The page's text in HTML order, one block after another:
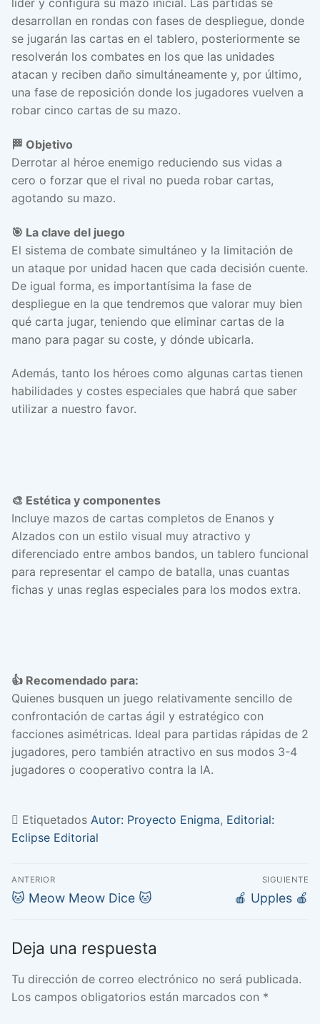
líder y configura su mazo inicial. Las partidas se
desarrollan en rondas con fases de despliegue, donde
se jugarán las cartas en el tablero, posteriormente se
resolverán los combates en los que las unidades
atacan y reciben daño simultáneamente y, por último,
una fase de reposición donde los jugadores vuelven a
robar cinco cartas de su mazo.
🏁 Objetivo
Derrotar al héroe enemigo reduciendo sus vidas a
cero o forzar que el rival no pueda robar cartas,
agotando su mazo.
🎯 La clave del juego
El sistema de combate simultáneo y la limitación de
un ataque por unidad hacen que cada decisión cuente.
De igual forma, es importantísima la fase de
despliegue en la que tendremos que valorar muy bien
qué carta jugar, teniendo que eliminar cartas de la
mano para pagar su coste, y dónde ubicarla.
Además, tanto los héroes como algunas cartas tienen
habilidades y costes especiales que habrá que saber
utilizar a nuestro favor.
🎨 Estética y componentes
Incluye mazos de cartas completos de Enanos y
Alzados con un estilo visual muy atractivo y
diferenciado entre ambos bandos, un tablero funcional
para representar el campo de batalla, unas cuantas
fichas y unas reglas especiales para los modos extra.
👍 Recomendado para:
Quienes busquen un juego relativamente sencillo de
confrontación de cartas ágil y estratégico con
facciones asimétricas. Ideal para partidas rápidas de 2
jugadores, pero también atractivo en sus modos 3-4
jugadores o cooperativo contra la IA.
Etiquetados Autor: Proyecto Enigma, Editorial:
Eclipse Editorial
Navegación
de
ANTERIOR
Entrada
🐱 Meow Meow Dice 🐱
SIGUIENTE
Entrada
🍎 Upples 🍎
Deja una respuesta
Tu dirección de correo electrónico no será publicada.
Los campos obligatorios están marcados con *